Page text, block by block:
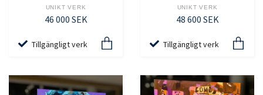
UNIKT VERK
46 000 SEK
Tillgängligt verk
UNIKT VERK
48 600 SEK
Tillgängligt verk